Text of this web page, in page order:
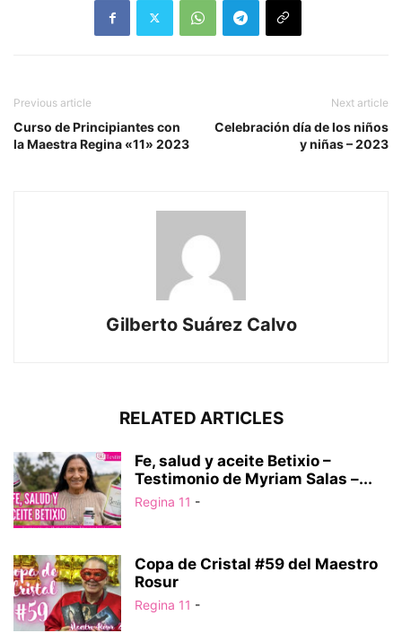
Previous article
Curso de Principiantes con
la Maestra Regina «11» 2023
Next article
Celebración día de los niños
y niñas – 2023
Gilberto Suárez Calvo
RELATED ARTICLES
Fe, salud y aceite Betixio –
Testimonio de Myriam Salas –...
Regina 11 -
Copa de Cristal #59 del Maestro
Rosur
Regina 11 -